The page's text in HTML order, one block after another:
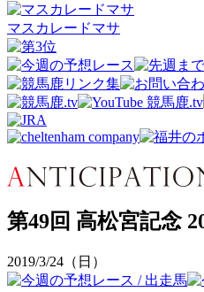
マスカレードマサ
第49回 高松宮記念
2019/3/24（日）